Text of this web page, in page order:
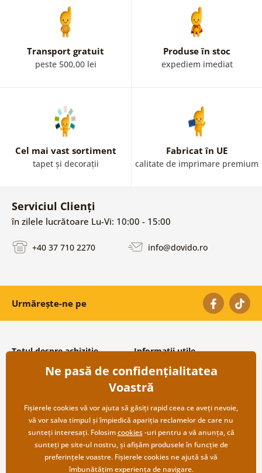
Transport gratuit
peste 500,00 lei
Produse în stoc
expediem imediat
Cel mai vast sortiment
tapet și decorații
Fabricat în UE
calitate de imprimare premium
Serviciul Clienți
în zilele lucrătoare Lu-Vi: 10:00 - 15:00
+40 37 710 2270 info@dovido.ro
Urmărește-ne pe
Totul despre achiziție
Condiții și termeni generali
Protecția datelor personale
Transport și modalități de plată
Returnare
Informații utile
Despre noi
Întrebări frecvente
Contacte
Cooperare angro
Ne pasă de confidențialitatea
Voastră
Fișierele cookies vă vor ajuta să găsiți rapid ceea ce aveți nevoie,
vă vor salva timpul și împiedică apariția reclamelor de care nu
sunteți interesați. Folosimcookies-uri pentru a vă anunța, că
sunteți pe site-ul nostru, și afișăm produsele în funcție de
preferințele voastre. Fișierele cookies ne ajută să vă
îmbunătățim experiența de navigare.